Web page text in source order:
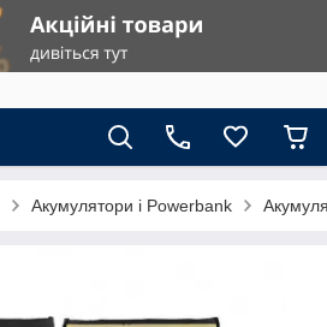
Акумулятори і Powerbank